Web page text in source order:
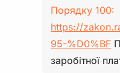
Порядку 100:
https://
95-%D0%BF
заробітної